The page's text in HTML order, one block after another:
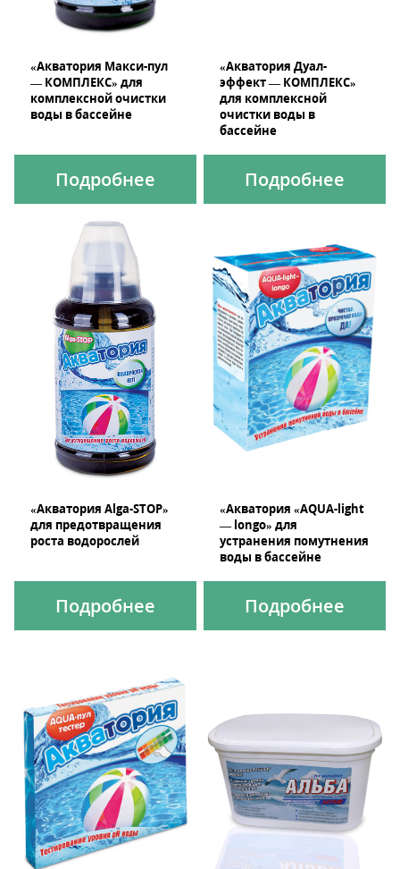
«Акватория Макси-пул
— КОМПЛЕКС» для
комплексной очистки
воды в бассейне
Подробнее
«Акватория Дуал-
эффект — КОМПЛЕКС»
для комплексной
очистки воды в
бассейне
Подробнее
«Акватория Alga-STOP»
для предотвращения
роста водорослей
Подробнее
«Акватория «AQUA-light
— longo» для
устранения помутнения
воды в бассейне
Подробнее